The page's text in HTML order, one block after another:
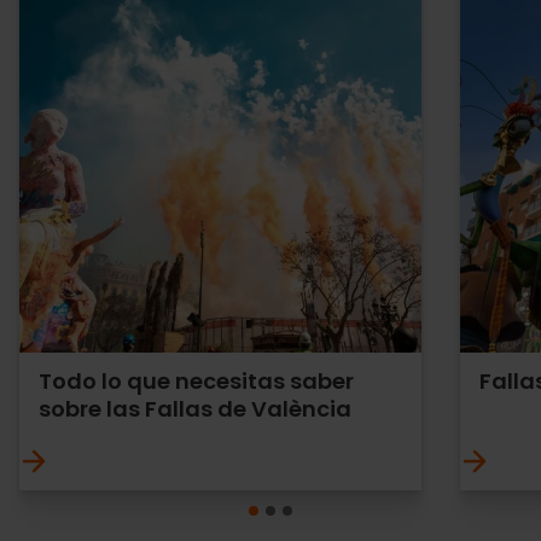
Todo lo que necesitas saber
sobre las Fallas de València